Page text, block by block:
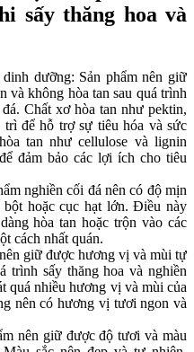
sấy thăng hoa và
dưỡng: Sản phẩm nên giữ
và không hòa tan sau quá trình
Chất xơ hòa tan như pektin,
để hỗ trợ sự tiêu hóa và sức
tan như cellulose và lignin
đảm bảo các lợi ích cho tiêu
nghiền cối đá nên có độ mịn
hoặc cục hạt lớn. Điều này
hòa tan hoặc trộn vào các
cách nhất quán.
giữ được hương vị và mùi tự
trình sấy thăng hoa và nghiền
quá nhiều hương vị và mùi của
nên có hương vị tươi ngon và
nên giữ được độ tươi và màu